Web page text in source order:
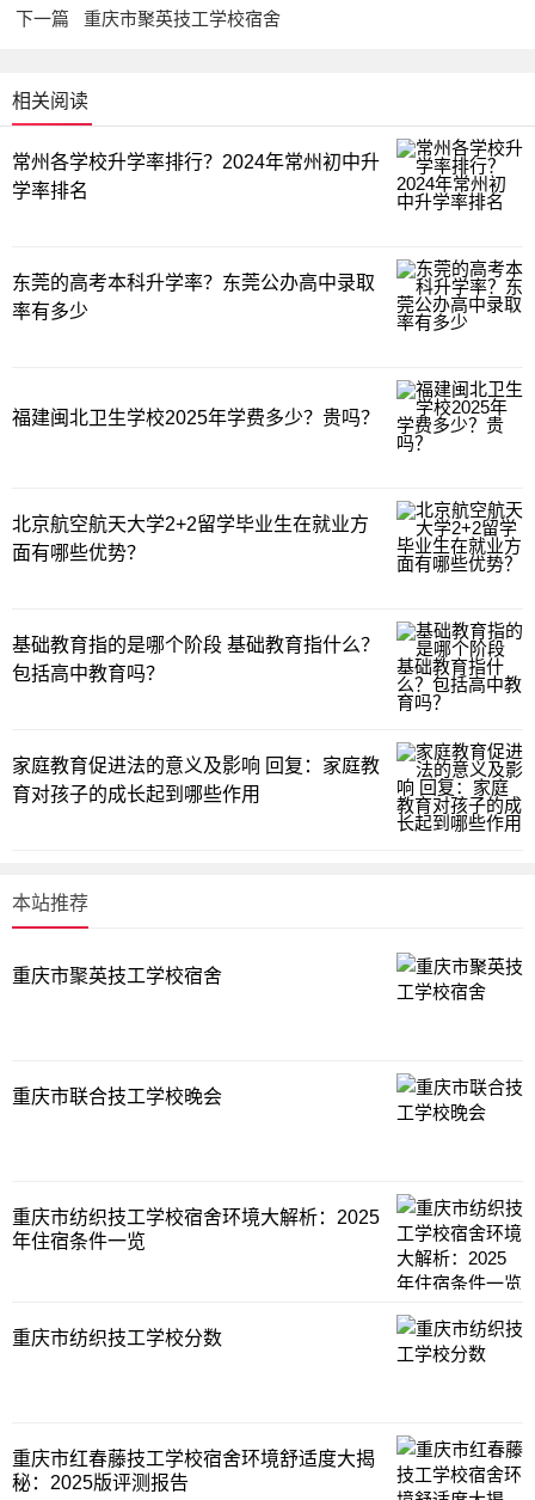
下一篇 重庆市聚英技工学校宿舍
相关阅读
常州各学校升学率排行？2024年常州初中升
学率排名
东莞的高考本科升学率？东莞公办高中录取
率有多少
福建闽北卫生学校2025年学费多少？贵吗？
北京航空航天大学2+2留学毕业生在就业方
面有哪些优势？
基础教育指的是哪个阶段 基础教育指什么？
包括高中教育吗？
家庭教育促进法的意义及影响 回复：家庭教
育对孩子的成长起到哪些作用
本站推荐
重庆市聚英技工学校宿舍
重庆市联合技工学校晚会
重庆市纺织技工学校宿舍环境大解析：2025
年住宿条件一览
重庆市纺织技工学校分数
重庆市红春藤技工学校宿舍环境舒适度大揭
秘：2025版评测报告